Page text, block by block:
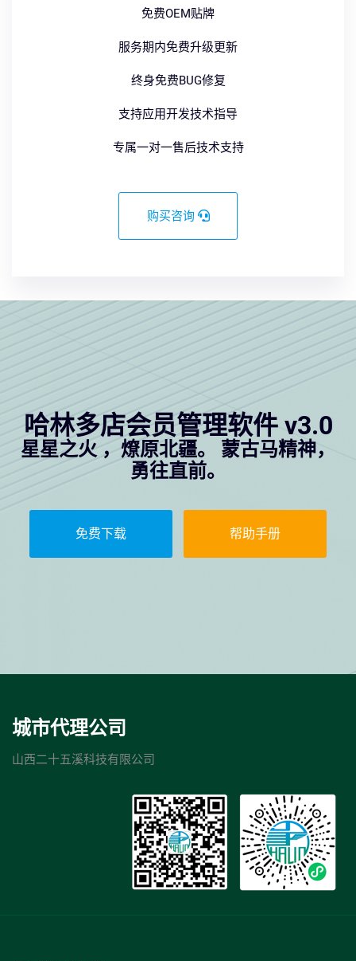
免费OEM贴牌
服务期内免费升级更新
终身免费BUG修复
支持应用开发技术指导
专属一对一售后技术支持
购买咨询
哈林多店会员管理软件 v3.0
星星之火 ，燎原北疆。 蒙古马精神，
勇往直前。
免费下载 帮助手册
城市代理公司
山西二十五溪科技有限公司